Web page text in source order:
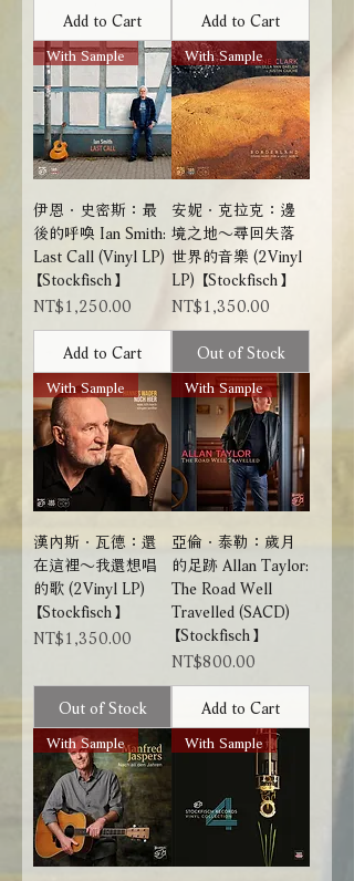
Add to Cart
Add to Cart
With Sample
伊恩．史密斯：最
後的呼喚 Ian Smith:
Last Call (Vinyl LP)
【Stockfisch】
Price
NT$1,250.00
Add to Cart
With Sample
安妮．克拉克：邊
境之地～尋回失落
世界的音樂 (2Vinyl
LP) 【Stockfisch】
Price
NT$1,350.00
Out of Stock
With Sample
漢內斯．瓦德：還
在這裡～我還想唱
的歌 (2Vinyl LP)
【Stockfisch】
Price
NT$1,350.00
Out of Stock
With Sample
亞倫．泰勒：歲月
的足跡 Allan Taylor:
The Road Well
Travelled (SACD)
【Stockfisch】
Price
NT$800.00
Add to Cart
With Sample With Sample